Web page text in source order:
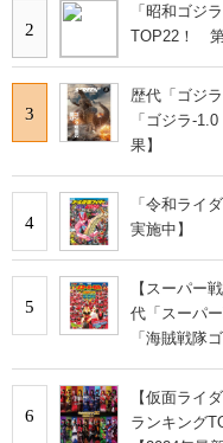
2
「昭和ゴジ
TOP22！ 第
3
歴代「ゴジ
「ゴジラ-
果】
4
「令和ライ
実施中】
5
【スーパー
代「スーパ
「海賊戦隊
6
【仮面ライ
ランキング